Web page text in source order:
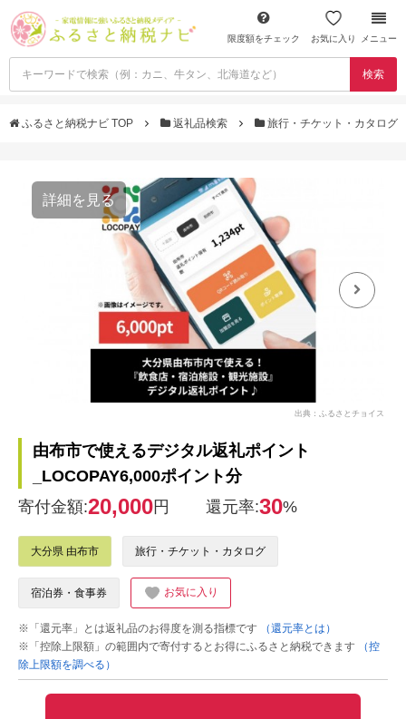
限度額をチェック お気に入り メニュー
検索
ふるさと納税ナビ TOP 返礼品検索 旅行・チケット・カタログ
詳細を見る
出典：ふるさとチョイス
由布市で使えるデジタル返礼ポイント
_LOCOPAY6,000ポイント分
寄付金額:20,000円 還元率:30%
大分県 由布市 旅行・チケット・カタログ
宿泊券・食事券 お気に入り
※「還元率」とは返礼品のお得度を測る指標です
（還元率とは）
※「控除上限額」の範囲内で寄付するとお得にふるさと納税できます
（控
除上限額を調べる）